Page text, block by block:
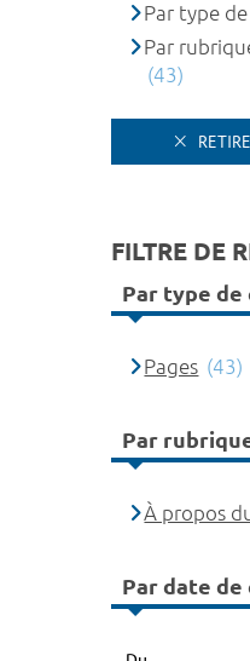
Par type
Par
(43)
FILTRE DE
Par type de
Pages (43)
Par
À propos
Par date